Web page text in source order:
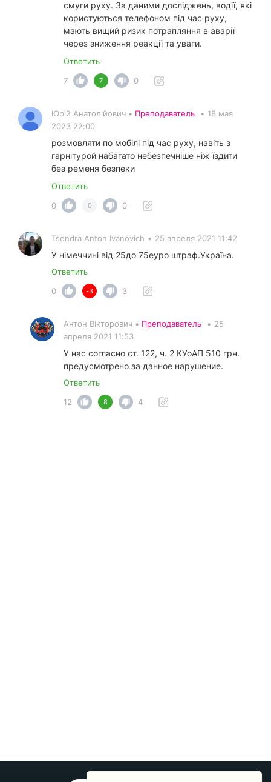
смуги руху. За даними досліджень, водії, які
користуються телефоном під час руху,
мають вищий ризик потрапляння в аварії
через зниження реакції та уваги.
Ответить
7
7 0
Юрій Анатолійович • Преподаватель • 18 мая
2023 22:00
розмовляти по мобілі під час руху, навіть з
гарнітурой набагато небезпечніше ніж їздити
без ременя безпеки
Ответить
0
0 0
Tsendra Anton Ivanovich • 25 апреля 2021 11:42
У німеччині від 25до 75еуро штраф.Україна.
Ответить
0
-3 3
Антон Вікторович • Преподаватель • 25
апреля 2021 11:53
У нас согласно ст. 122, ч. 2 КУоАП 510 грн.
предусмотрено за данное нарушение.
Ответить
12
8 4